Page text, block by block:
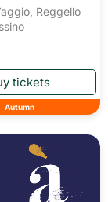
Reggello
Autumn